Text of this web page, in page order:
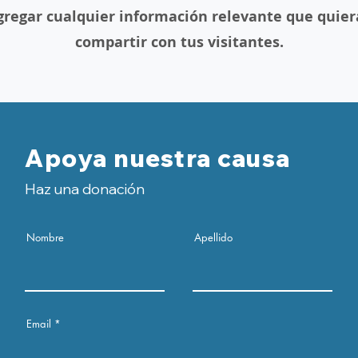
cualquier información relevante que
compartir con tus visitantes.
Apoya nuestra causa
Haz una donación
Nombre Apellido
Email